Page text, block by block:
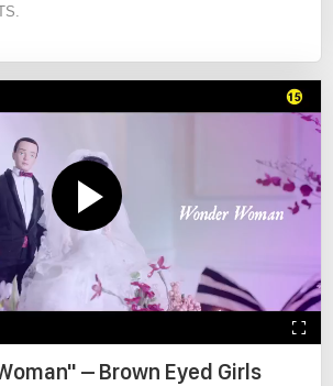
– Brown Eyed Girls